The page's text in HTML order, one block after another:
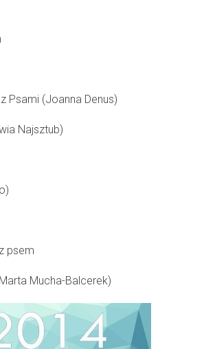
Psami (Joanna Denus)
Najsztub)
psem
Mucha-Balcerek)